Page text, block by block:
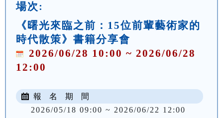
場次:
《曙光來臨之前：15位前輩藝術家的
時代散策》書籍分享會
2026/06/28 10:00 ~ 2026/06/28
12:00
報 名 期 間
2026/05/18 09:00 ~ 2026/06/22 12:00